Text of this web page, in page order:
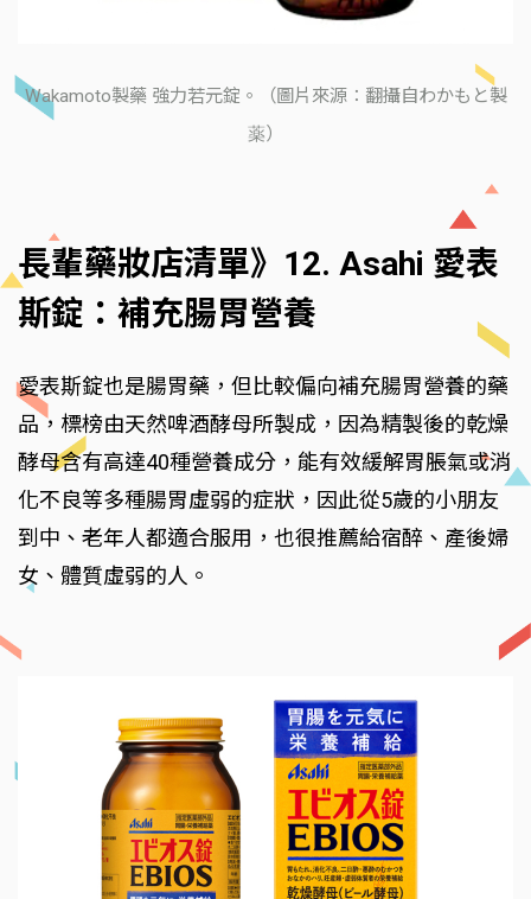
Wakamoto製藥 強力若元錠。（圖片來源：翻攝自わかもと製
薬）
長輩藥妝店清單》12. Asahi 愛表
斯錠：補充腸胃營養
愛表斯錠也是腸胃藥，但比較偏向補充腸胃營養的藥
品，標榜由天然啤酒酵母所製成，因為精製後的乾燥
酵母含有高達40種營養成分，能有效緩解胃脹氣或消
化不良等多種腸胃虛弱的症狀，因此從5歲的小朋友
到中、老年人都適合服用，也很推薦給宿醉、產後婦
女、體質虛弱的人。